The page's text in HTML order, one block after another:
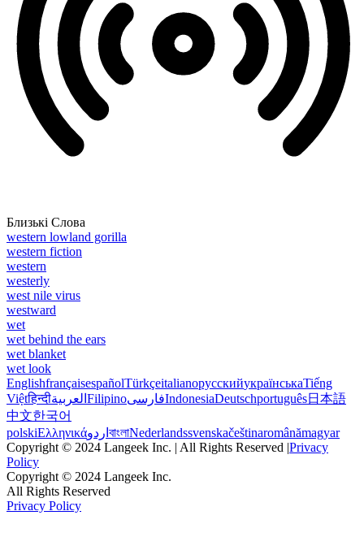
Близькі Слова
western lowland gorilla
western fiction
western
westerly
west nile virus
westward
wet
wet behind the ears
wet blanket
wet look
EnglishfrançaisespañolTürkçeitalianoрусскийукраїнськаTiếng
Việtहिन्दीالعربية FilipinoفارسیIndonesiaDeutschportuguês日本語
中文한국어
polskiΕλληνικάاردو বাংলাNederlandssvenskačeštinaromânămagyar
Copyright © 2024 Langeek Inc. | All Rights Reserved |Privacy
Policy
Copyright © 2024 Langeek Inc.
All Rights Reserved
Privacy Policy